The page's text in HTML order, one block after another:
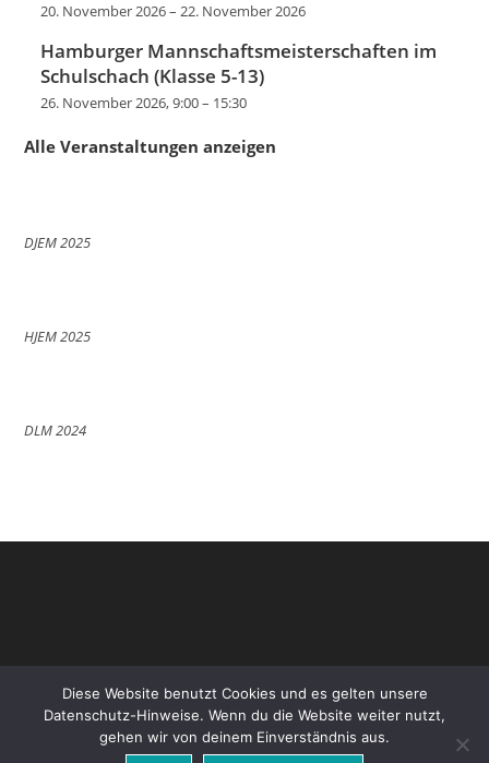
20. November 2026–22. November 2026
Hamburger Mannschaftsmeisterschaften im
Schulschach (Klasse 5-13)
26. November 2026, 9:00– 15:30
Alle Veranstaltungen anzeigen
DJEM 2025
HJEM 2025
DLM 2024
Diese Website benutzt Cookies und es gelten unsere
Datenschutz-Hinweise. Wenn du die Website weiter nutzt,
gehen wir von deinem Einverständnis aus.